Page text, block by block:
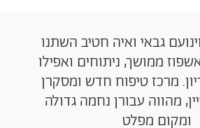
גבאי ואיה חטיב השתנו
ממושך, ניתוחים ואפילו
מרכז טיפוח חדש ומסקרן
מהווה עבורן נחמה גדולה
ומקום מפלט